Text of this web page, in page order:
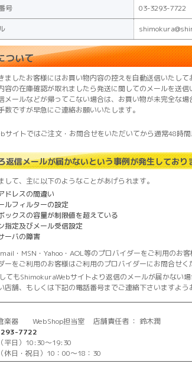
号 03-3293-7722
ついて
ましたお客様にはお買い物内容の控えを自動送信いたし
容の在庫確認が取れましたら発送に関してのメールを送
メールなどが帰ってこない場合は、お買い物が未完全な
数ですが早急にご連絡お願いいたします。
サイトではご注文・お問合せをいただいてから通常48時
返信メールが届かないという事例が発生しており
して、主に以下のようなことがあげられます。
ドレスの間違い
ルフィルターの設定
ックスの容量が制限値を超えている
指定及びメール受信設定
ーバの障害
・MSN・Yahoo・AOL等のプロバイダーをご利用のお客
ーをご利用のお客様はご利用のプロバイダーにお問合せく
てもShimokuraWebサイトより返信のメールが届かない場
店舗、もしくは下記の電話番号までご連絡下さいますよう
楽器 WebShop担当室 店舗責任者 ： 鈴木潤
7722
平日）10:30～19:30
祝日）10：00～18：30